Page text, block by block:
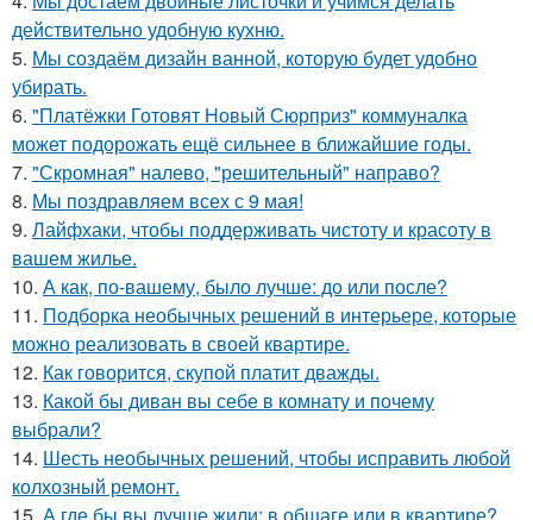
действительно удобную кухню.
5. Мы создаём дизайн ванной, которую будет удобно
убирать.
6. "Платёжки Готовят Новый Сюрприз" коммуналка
может подорожать ещё сильнее в ближайшие годы.
7. "Скромная" налево, "решительный" направо?
8. Мы поздравляем всех с 9 мая!
9. Лайфхаки, чтобы поддерживать чистоту и красоту в
вашем жилье.
10. А как, по-вашему, было лучше: до или после?
11. Подборка необычных решений в интерьере, которые
можно реализовать в своей квартире.
12. Как говорится, скупой платит дважды.
13. Какой бы диван вы себе в комнату и почему
выбрали?
14. Шесть необычных решений, чтобы исправить любой
колхозный ремонт.